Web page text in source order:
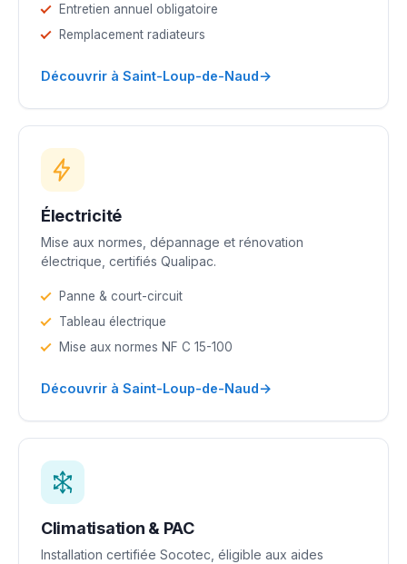
Entretien annuel obligatoire
Remplacement radiateurs
Découvrir à Saint-Loup-de-Naud→
Électricité
Mise aux normes, dépannage et rénovation
électrique, certifiés Qualipac.
Panne & court-circuit
Tableau électrique
Mise aux normes NF C 15-100
Découvrir à Saint-Loup-de-Naud→
Climatisation & PAC
Installation certifiée Socotec, éligible aux aides